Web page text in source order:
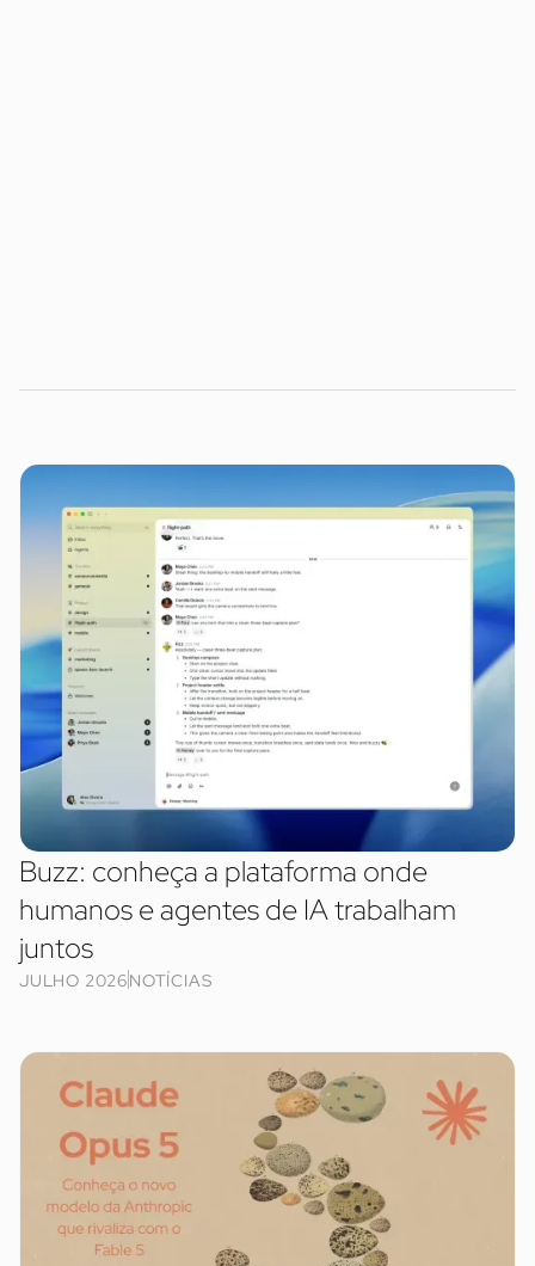
Buzz: conheça a plataforma onde
humanos e agentes de IA trabalham
juntos
JULHO 2026NOTÍCIAS